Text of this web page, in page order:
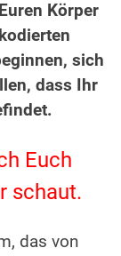
Körper
sich
dass Ihr
Euch
schaut.
das von